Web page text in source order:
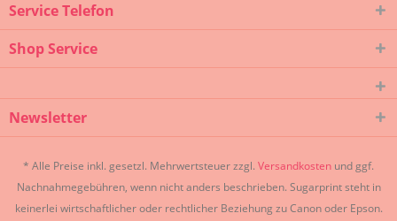
Service Telefon
Shop Service
Newsletter
* Alle Preise inkl. gesetzl. Mehrwertsteuer zzgl. Versandkosten und ggf.
Nachnahmegebühren, wenn nicht anders beschrieben. Sugarprint steht in
keinerlei wirtschaftlicher oder rechtlicher Beziehung zu Canon oder Epson.